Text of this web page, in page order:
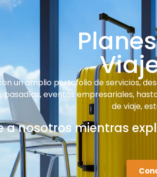
un amplio portafolio de servicios,
pasadías, eventos empresariales,
de viaje,
a nosotros mientras